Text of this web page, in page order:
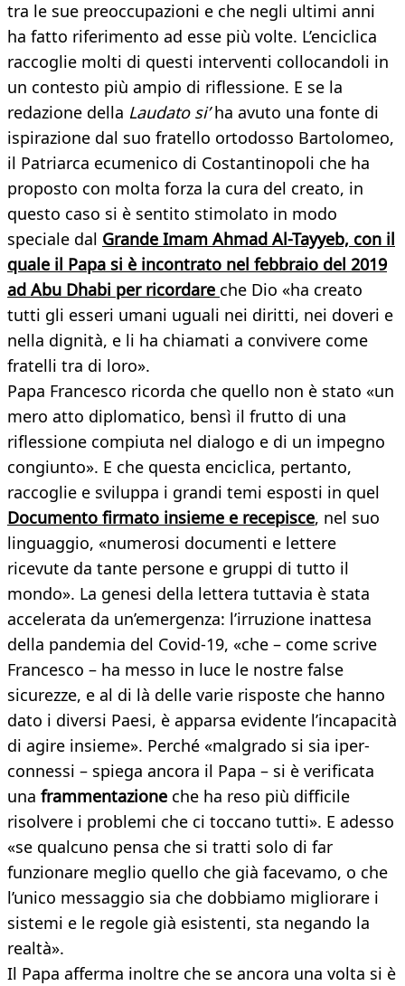
tra le sue preoccupazioni e che negli ultimi anni
ha fatto riferimento ad esse più volte. L’enciclica
raccoglie molti di questi interventi collocandoli in
un contesto più ampio di riflessione. E se la
redazione della Laudato si’ha avuto una fonte di
ispirazione dal suo fratello ortodosso Bartolomeo,
il Patriarca ecumenico di Costantinopoli che ha
proposto con molta forza la cura del creato, in
questo caso si è sentito stimolato in modo
speciale dal Grande Imam Ahmad Al-Tayyeb, con il
quale il Papa si è incontrato nel febbraio del 2019
ad Abu Dhabi per ricordare che Dio «ha creato
tutti gli esseri umani uguali nei diritti, nei doveri e
nella dignità, e li ha chiamati a convivere come
fratelli tra di loro».
Papa Francesco ricorda che quello non è stato «un
mero atto diplomatico, bensì il frutto di una
riflessione compiuta nel dialogo e di un impegno
congiunto». E che questa enciclica, pertanto,
raccoglie e sviluppa i grandi temi esposti in quel
Documento firmato insieme e recepisce, nel suo
linguaggio, «numerosi documenti e lettere
ricevute da tante persone e gruppi di tutto il
mondo». La genesi della lettera tuttavia è stata
accelerata da un’emergenza: l’irruzione inattesa
della pandemia del Covid-19, «che – come scrive
Francesco – ha messo in luce le nostre false
sicurezze, e al di là delle varie risposte che hanno
dato i diversi Paesi, è apparsa evidente l’incapacità
di agire insieme». Perché «malgrado si sia iper-
connessi – spiega ancora il Papa – si è verificata
una frammentazione che ha reso più difficile
risolvere i problemi che ci toccano tutti». E adesso
«se qualcuno pensa che si tratti solo di far
funzionare meglio quello che già facevamo, o che
l’unico messaggio sia che dobbiamo migliorare i
sistemi e le regole già esistenti, sta negando la
realtà».
Il Papa afferma inoltre che se ancora una volta si è